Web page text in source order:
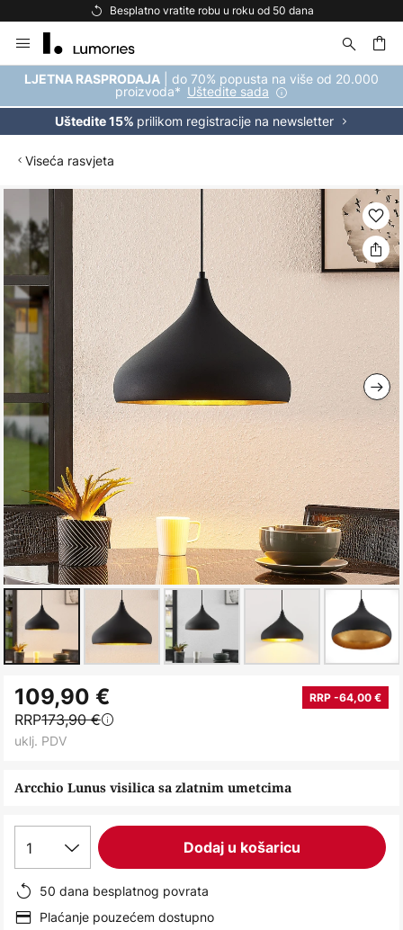
Besplatno vratite robu u roku od 50 dana
to
Content
LJETNA RASPRODAJA | do 70% popusta na više od 20.000
proizvoda* Uštedite sada
Uštedite 15% prilikom registracije na newsletter
Viseća rasvjeta
to
the
end
of
the
images
gallery
to
the
beginning
the
Arcchio Lunus visilica sa zlatnim umetcima
109,90 € RRP -64,00 €
RRP173,90 €
uklj. PDV
1 Dodaj u košaricu
50 dana besplatnog povrata
Plaćanje pouzećem dostupno